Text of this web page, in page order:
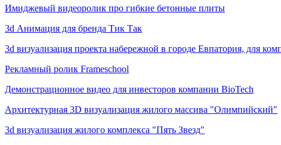
Имиджевый видеоролик про гибкие бетонные плиты
3d Анимация для бренда Тик Так
3d визуализация проекта набережной в городе Евпатория, для
Рекламный ролик Frameschool
Демонстрационное видео для инвесторов компании BioTech
Архитектурная 3D визуализация жилого массива "Олимпийский"
3d визуализация жилого комплекса "Пять Звезд"